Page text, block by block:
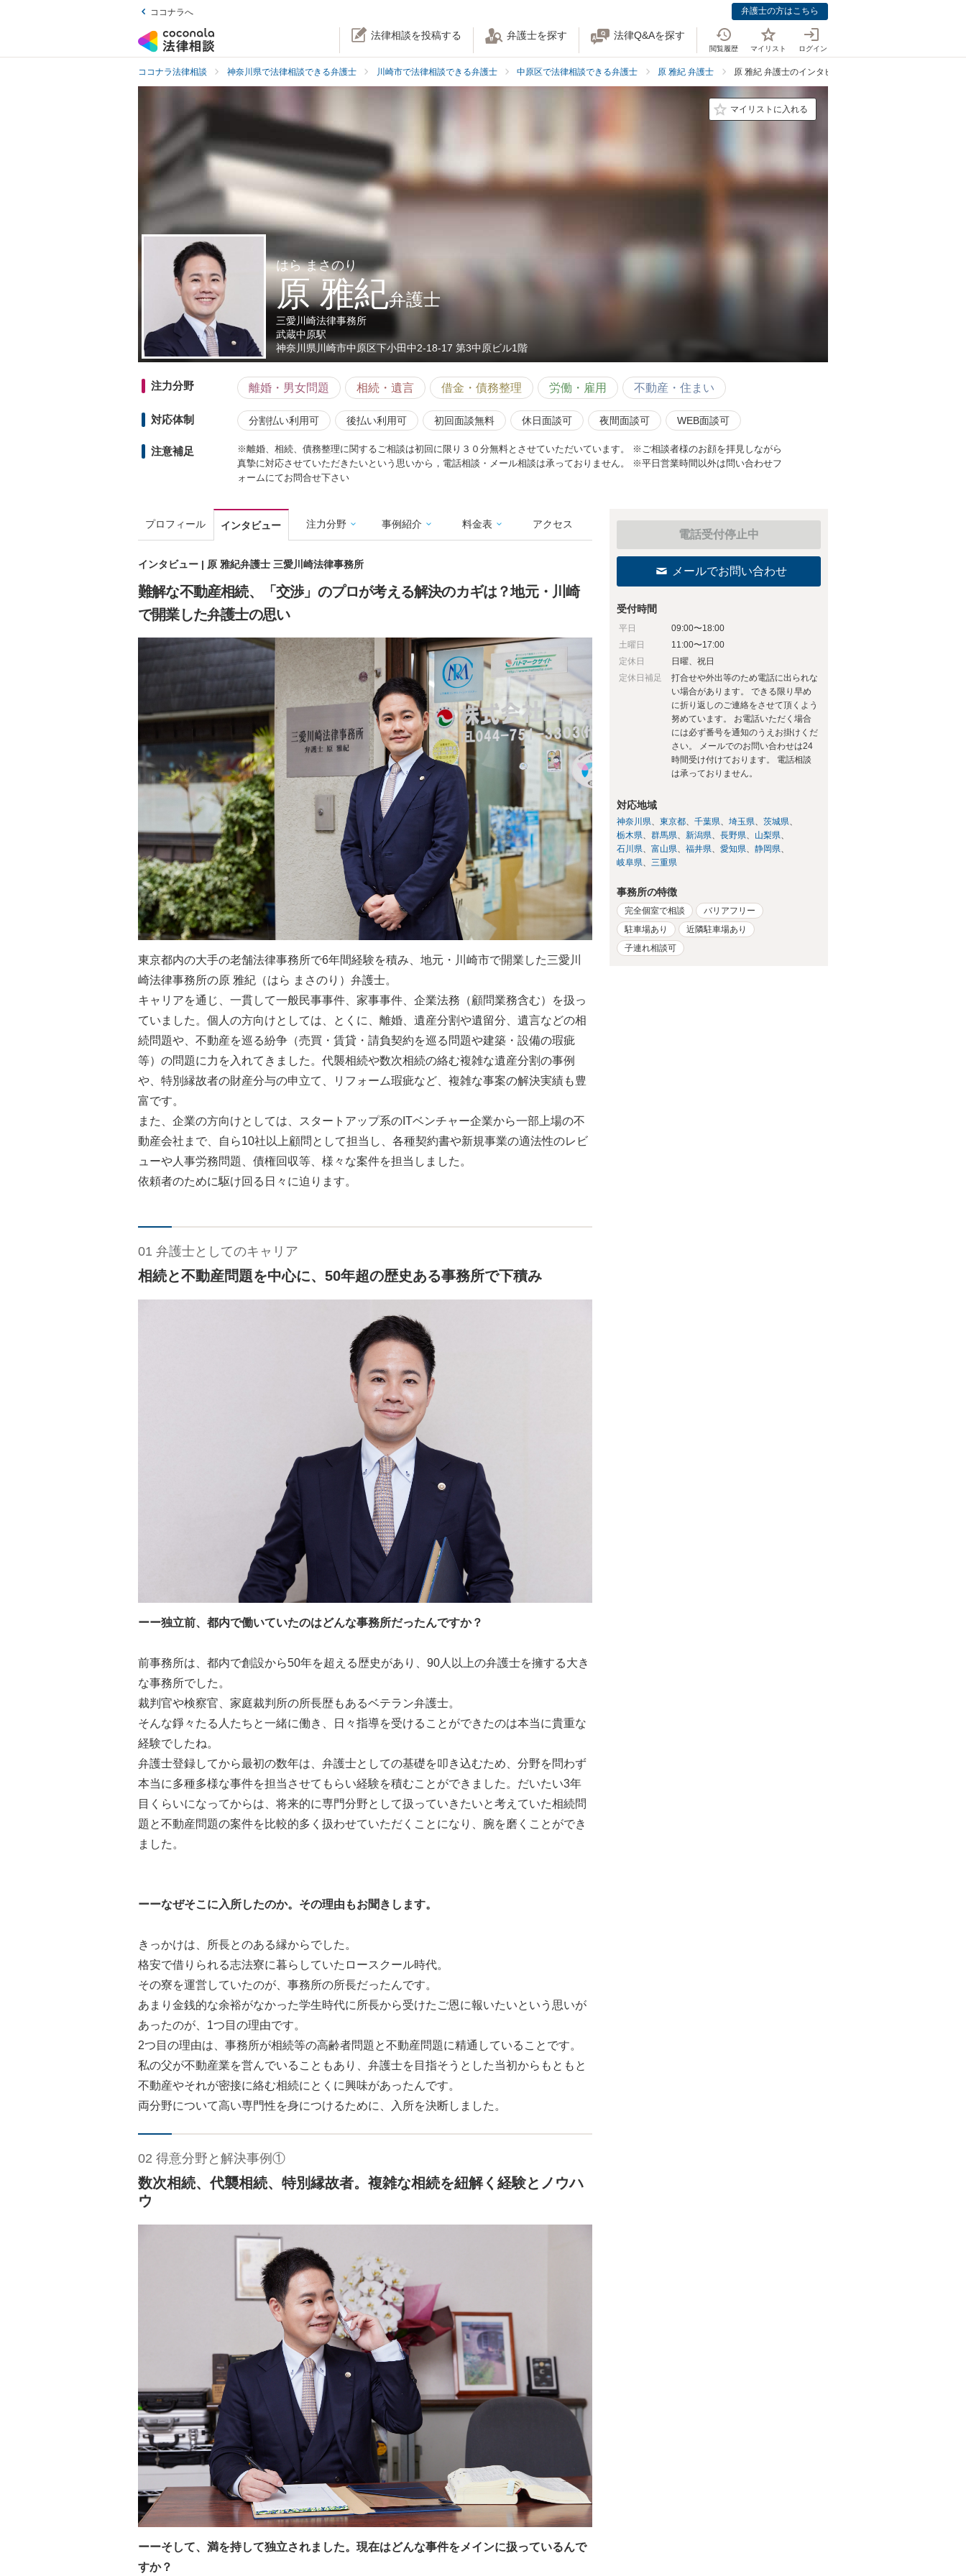
ココナラへ 弁護士の方はこちら
法律相談を投稿する 弁護士を探す 法律Q&Aを探す
閲覧履歴 マイリスト ログイン
ココナラ法律相談 神奈川県で法律相談できる弁護士 川崎市で法律相談できる弁護士 中原区で法律相談できる弁護士 原 雅紀 弁護士 原 雅紀 弁護士のインタビュー
マイリストに入れる
はら まさのり
原 雅紀弁護士
三愛川崎法律事務所
武蔵中原駅
神奈川県川崎市中原区下小田中2-18-17 第3中原ビル1階
注力分野 離婚・男女問題 相続・遺言 借金・債務整理 労働・雇用 不動産・住まい
対応体制 分割払い利用可 後払い利用可 初回面談無料 休日面談可 夜間面談可 WEB面談可
注意補足
※離婚、相続、債務整理に関するご相談は初回に限り３０分無料とさせていただいています。 ※ご相談者様のお顔を拝見しながら
真摯に対応させていただきたいという思いから，電話相談・メール相談は承っておりません。 ※平日営業時間以外は問い合わせフ
ォームにてお問合せ下さい
プロフィール インタビュー 注力分野 事例紹介 料金表 アクセス
インタビュー | 原 雅紀弁護士 三愛川崎法律事務所
難解な不動産相続、「交渉」のプロが考える解決のカギは？地元・川崎
で開業した弁護士の思い
東京都内の大手の老舗法律事務所で6年間経験を積み、地元・川崎市で開業した三愛川
崎法律事務所の原 雅紀（はら まさのり）弁護士。
キャリアを通じ、一貫して一般民事事件、家事事件、企業法務（顧問業務含む）を扱っ
ていました。個人の方向けとしては、とくに、離婚、遺産分割や遺留分、遺言などの相
続問題や、不動産を巡る紛争（売買・賃貸・請負契約を巡る問題や建築・設備の瑕疵
等）の問題に力を入れてきました。代襲相続や数次相続の絡む複雑な遺産分割の事例
や、特別縁故者の財産分与の申立て、リフォーム瑕疵など、複雑な事案の解決実績も豊
富です。
また、企業の方向けとしては、スタートアップ系のITベンチャー企業から一部上場の不
動産会社まで、自ら10社以上顧問として担当し、各種契約書や新規事業の適法性のレビ
ューや人事労務問題、債権回収等、様々な案件を担当しました。
依頼者のために駆け回る日々に迫ります。
01 弁護士としてのキャリア
相続と不動産問題を中心に、50年超の歴史ある事務所で下積み
ーー独立前、都内で働いていたのはどんな事務所だったんですか？
前事務所は、都内で創設から50年を超える歴史があり、90人以上の弁護士を擁する大き
な事務所でした。
裁判官や検察官、家庭裁判所の所長歴もあるベテラン弁護士。
そんな錚々たる人たちと一緒に働き、日々指導を受けることができたのは本当に貴重な
経験でしたね。
弁護士登録してから最初の数年は、弁護士としての基礎を叩き込むため、分野を問わず
本当に多種多様な事件を担当させてもらい経験を積むことができました。だいたい3年
目くらいになってからは、将来的に専門分野として扱っていきたいと考えていた相続問
題と不動産問題の案件を比較的多く扱わせていただくことになり、腕を磨くことができ
ました。
ーーなぜそこに入所したのか。その理由もお聞きします。
きっかけは、所長とのある縁からでした。
格安で借りられる志法寮に暮らしていたロースクール時代。
その寮を運営していたのが、事務所の所長だったんです。
あまり金銭的な余裕がなかった学生時代に所長から受けたご恩に報いたいという思いが
あったのが、1つ目の理由です。
2つ目の理由は、事務所が相続等の高齢者問題と不動産問題に精通していることです。
私の父が不動産業を営んでいることもあり、弁護士を目指そうとした当初からもともと
不動産やそれが密接に絡む相続にとくに興味があったんです。
両分野について高い専門性を身につけるために、入所を決断しました。
02 得意分野と解決事例①
数次相続、代襲相続、特別縁故者。複雑な相続を紐解く経験とノウハ
ウ
ーーそして、満を持して独立されました。現在はどんな事件をメインに扱っているんで
すか？
電話受付停止中
メールでお問い合わせ
受付時間
平日
09:00〜18:00
土曜日
11:00〜17:00
定休日
日曜、祝日
定休日補足
打合せや外出等のため電話に出られな
い場合があります。 できる限り早め
に折り返しのご連絡をさせて頂くよう
努めています。 お電話いただく場合
には必ず番号を通知のうえお掛けくだ
さい。 メールでのお問い合わせは24
時間受け付けております。 電話相談
は承っておりません。
対応地域
神奈川県 東京都 千葉県 埼玉県
茨城県
栃木県
群馬県 新潟県 長野県
山梨県
石川県
富山県 福井県 愛知県
静岡県
岐阜県
三重県
事務所の特徴
完全個室で相談
バリアフリー
駐車場あり
近隣駐車場あり
子連れ相談可